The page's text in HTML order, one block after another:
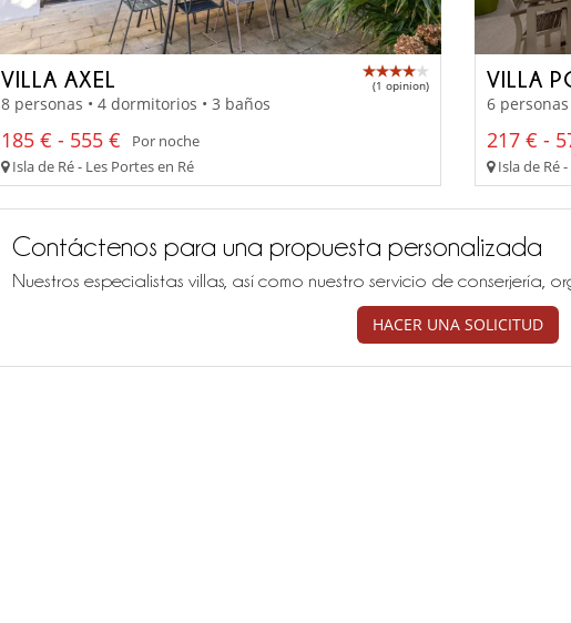
VILLA AXEL (1 opinion)
8 personas • 4 dormitorios • 3 baños
185 € - 555 €
Por noche
Isla de Ré - Les Portes en Ré
VILLA
6
217 € -
Isla de Ré
Contáctenos para una propuesta personalizada
Nuestros especialistas villas, así como nuestro servicio de conserjería,
HACER UNA SOLICITUD